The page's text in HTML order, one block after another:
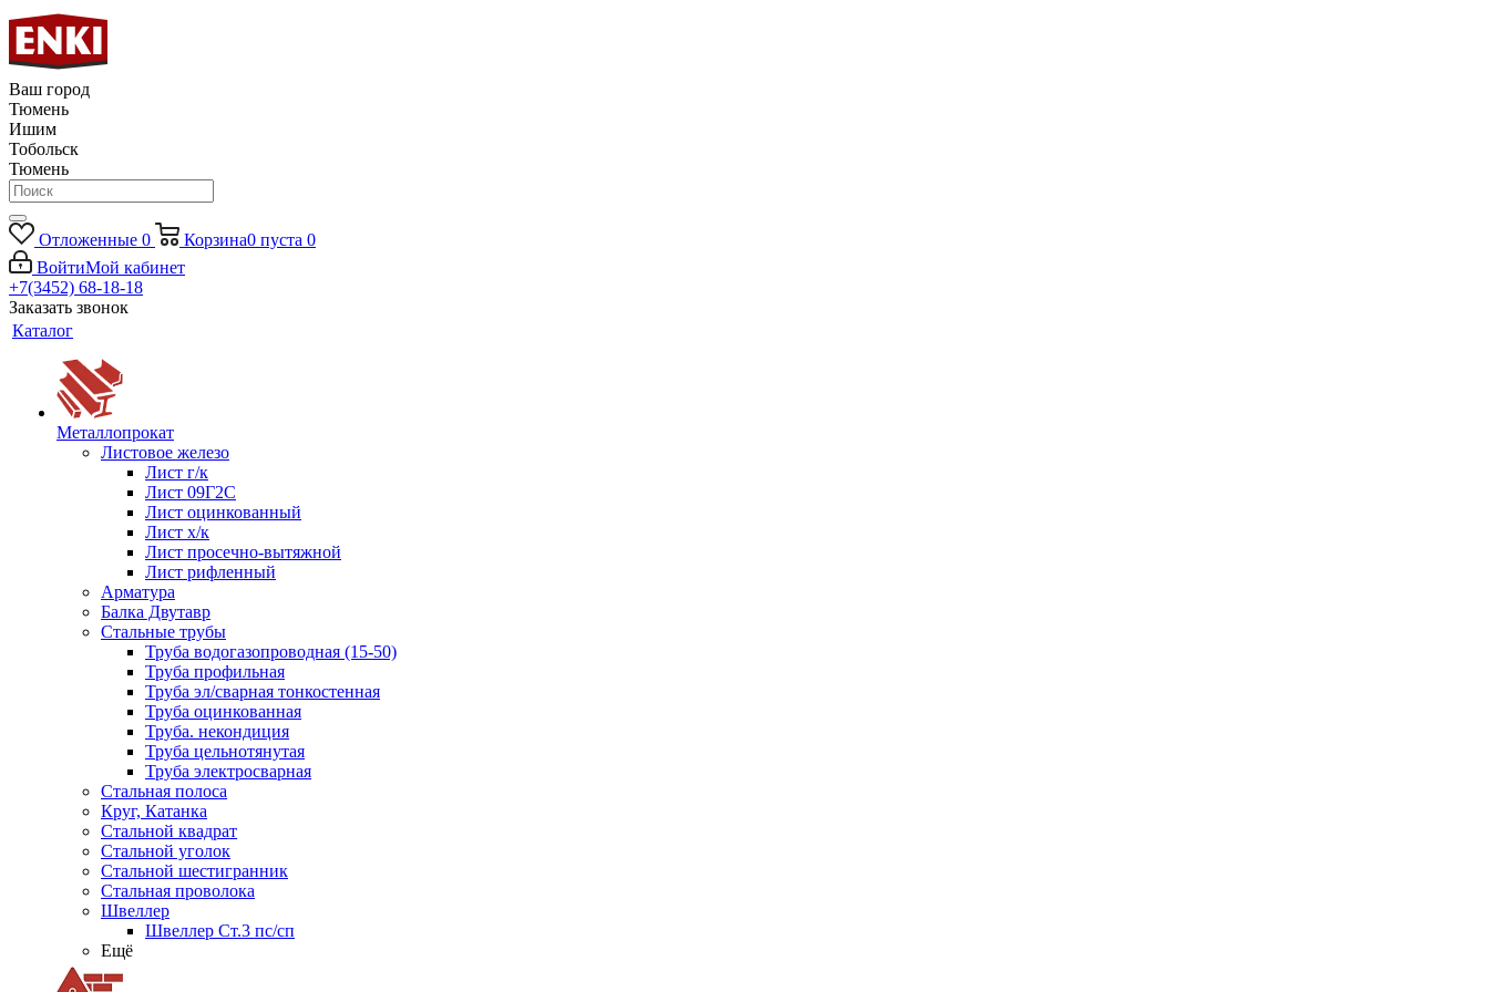
Ваш город
Тюмень
Ишим
Тобольск
Тюмень
Отложенные 0 Корзина0 пуста 0
ВойтиМой кабинет
+7(3452) 68-18-18
Заказать звонок
Каталог
Металлопрокат
Листовое железо
Лист г/к
Лист 09Г2С
Лист оцинкованный
Лист х/к
Лист просечно-вытяжной
Лист рифленный
Арматура
Балка Двутавр
Стальные трубы
Труба водогазопроводная (15-50)
Труба профильная
Труба эл/сварная тонкостенная
Труба оцинкованная
Труба. некондиция
Труба цельнотянутая
Труба электросварная
Стальная полоса
Круг, Катанка
Стальной квадрат
Стальной уголок
Стальной шестигранник
Стальная проволока
Швеллер
Швеллер Ст.3 пс/сп
Ещё